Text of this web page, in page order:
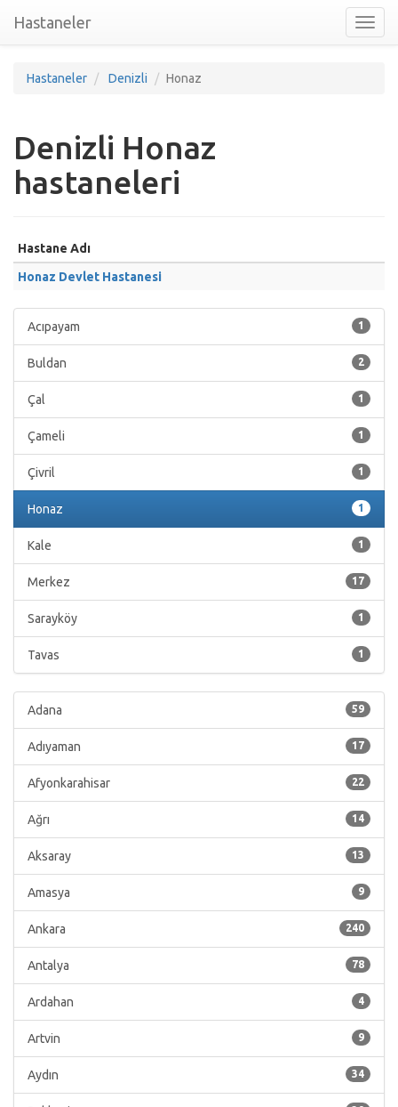
nav
Hastaneler
Hastaneler Denizli Honaz
Denizli Honaz
hastaneleri
Hastane Adı
Honaz Devlet Hastanesi
1
Acıpayam
2
Buldan
1
Çal
1
Çameli
1
Çivril
1
Honaz
1
Kale
17
Merkez
1
Sarayköy
1
Tavas
59
Adana
17
Adıyaman
22
Afyonkarahisar
14
Ağrı
13
Aksaray
9
Amasya
240
Ankara
78
Antalya
4
Ardahan
9
Artvin
34
Aydın